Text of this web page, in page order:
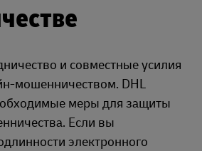
и совместные усилия
мошенничеством. DHL
меры для защиты
Если вы
электронного